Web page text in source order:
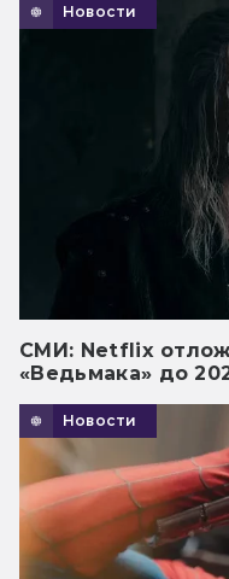
Новости
СМИ: Netflix
«Ведьмака» до
Новости